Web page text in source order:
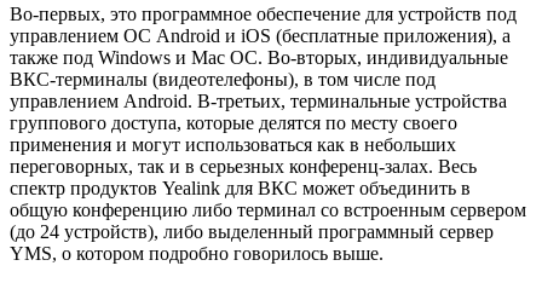
Во-первых, это программное обеспечение для устройств под
управлением ОС Android и iOS (бесплатные приложения), а
также под Windows и Mac OC. Во-вторых, индивидуальные
ВКС-терминалы (видеотелефоны), в том числе под
управлением Android. В-третьих, терминальные устройства
группового доступа, которые делятся по месту своего
применения и могут использоваться как в небольших
переговорных, так и в серьезных конференц-залах. Весь
спектр продуктов Yealink для ВКС может объединить в
общую конференцию либо терминал со встроенным сервером
(до 24 устройств), либо выделенный программный сервер
YMS, о котором подробно говорилось выше.